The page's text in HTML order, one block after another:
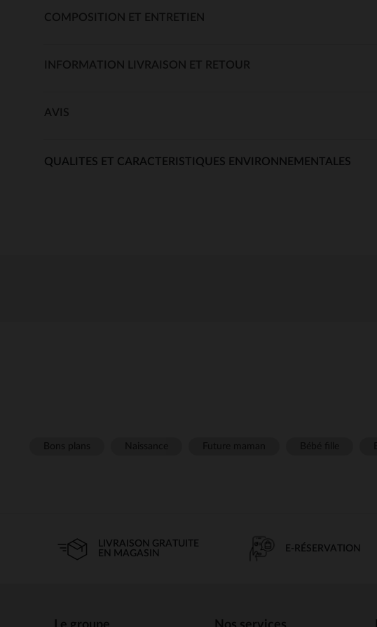
COMPOSITION ET ENTRETIEN
INFORMATION LIVRAISON ET RETOUR
AVIS
QUALITES ET CARACTERISTIQUES ENVIRONNEMENTALES
LIVRAISON GRATUITE
EN MAGASIN
E-RÉSERVATION